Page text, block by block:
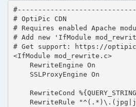
# OptiPic CDN
# Requires enabled Apache
# Add new 'IfModule
# Get support: https://
<IfModule mod_rewrite.c>
    RewriteEngine On
    SSLProxyEngine On
RewriteCond
RewriteRule